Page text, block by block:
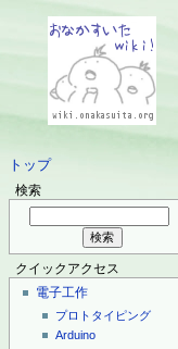
トップ
検索
クイックアクセス
電子工作
プロトタイピング
Arduino